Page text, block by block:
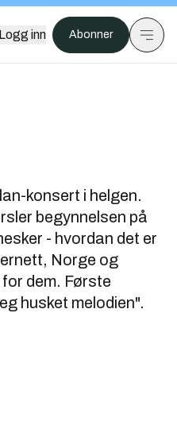
Logg inn Abonner
konsert i helgen.
begynnelsen på
- hvordan det er
Norge og
dem. Første
husket melodien".